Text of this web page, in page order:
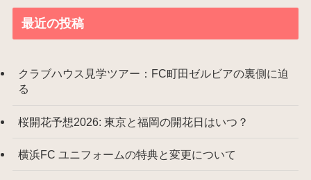
最近の投稿
クラブハウス見学ツアー：FC町田ゼルビアの裏側に迫
る
桜開花予想2026: 東京と福岡の開花日はいつ？
横浜FC ユニフォームの特典と変更について